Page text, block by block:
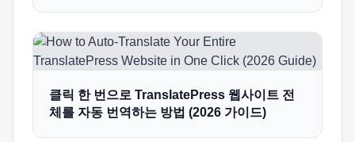
클릭 한 번으로 TranslatePress 웹사이트 전
체를 자동 번역하는 방법 (2026 가이드)